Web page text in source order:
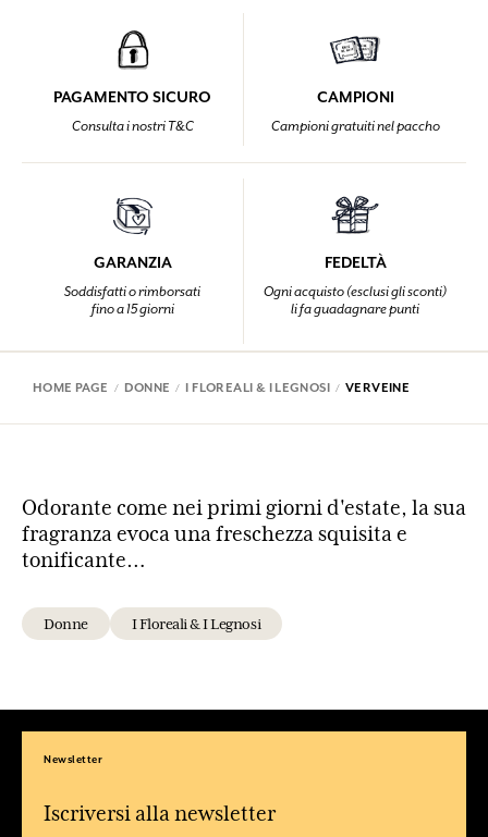
PAGAMENTO SICURO
Consulta i nostri T&C
CAMPIONI
Campioni gratuiti nel paccho
GARANZIA
Soddisfatti o rimborsati
fino a 15 giorni
FEDELTÀ
Ogni acquisto (esclusi gli sconti)
li fa guadagnare punti
HOME PAGE DONNE I FLOREALI & I LEGNOSI VERVEINE
Odorante come nei primi giorni d'estate, la sua
fragranza evoca una freschezza squisita e
tonificante…
Donne I Floreali & I Legnosi
Newsletter
Iscriversi alla newsletter